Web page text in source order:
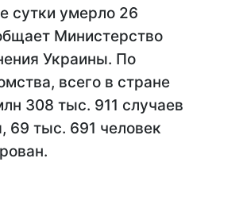
сутки умерло 26
Министерство
Украины. По
всего в стране
308 тыс. 911 случаев
69 тыс. 691 человек